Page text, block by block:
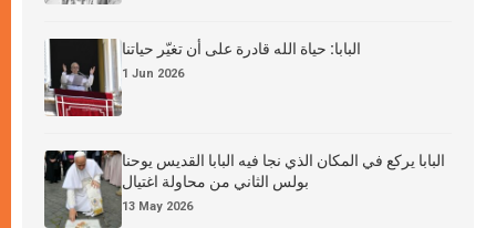
البابا: حياة الله قادرة على أن تغيّر حياتنا
1 Jun 2026
البابا يركع في المكان الذي نجا فيه البابا القديس يوحنا
بولس الثاني من محاولة اغتيال
13 May 2026